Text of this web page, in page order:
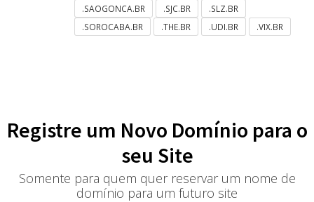
.SAOGONCA.BR .SJC.BR
.SLZ.BR
.SOROCABA.BR
.THE.BR .UDI.BR .VIX.BR
Registre um Novo Domínio para o
seu Site
Somente para quem quer reservar um nome de
domínio para um futuro site